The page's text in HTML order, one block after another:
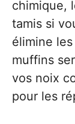
chimique,
tamis si
élimine
muffins
vos noix
pour les